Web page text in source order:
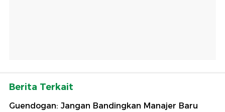
Berita Terkait
Guendogan: Jangan Bandingkan Manajer Baru